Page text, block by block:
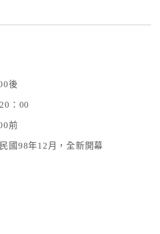
後
20：00
前
民國98年12月，全新開幕